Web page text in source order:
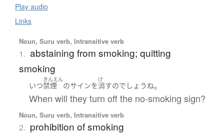
Play audio
Links
Noun, Suru verb, Intransitive verb
1. abstaining from smoking; quitting
smoking
いつ
きんえん
禁煙 のサインを
け
消すのでしょうね。
When will they turn off the no-smoking sign?
Noun, Suru verb, Intransitive verb
2. prohibition of smoking